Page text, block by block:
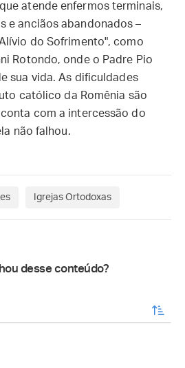
atende enfermos terminais,
e anciãos abandonados –
do Sofrimento", como
Rotondo, onde o Padre Pio
sua vida. As dificuldades
católico da Romênia são
com a intercessão do
não falhou.
Igrejas Ortodoxas
desse conteúdo?
enviar